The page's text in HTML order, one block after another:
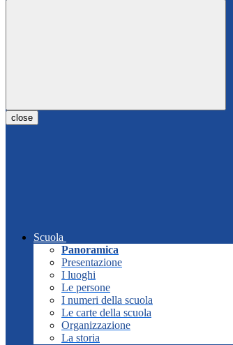
close
Scuola
Panoramica
Presentazione
I luoghi
Le persone
I numeri della scuola
Le carte della scuola
Organizzazione
La storia